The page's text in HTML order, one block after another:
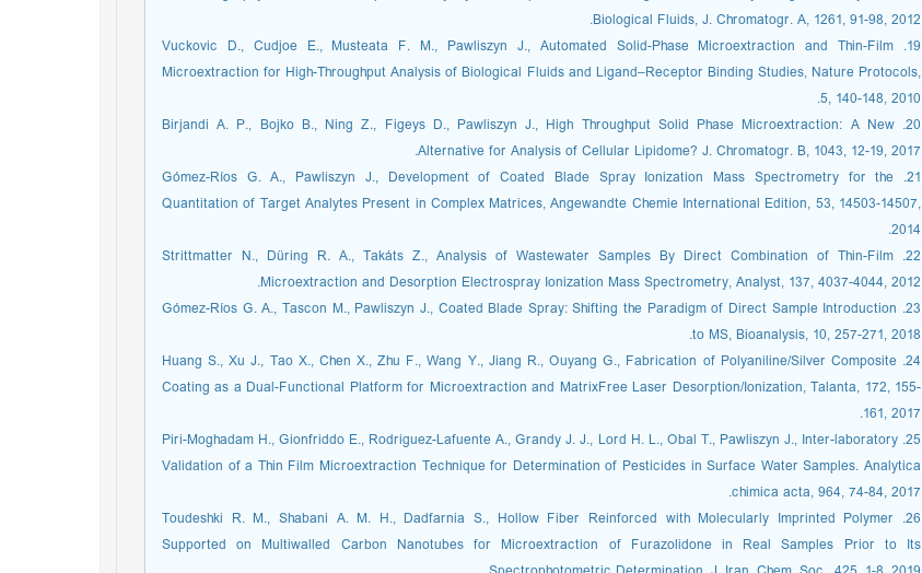
Biological Fluids, J. Chromatogr. A, 1261, 91-98, 2012.
19. Vuckovic D., Cudjoe E., Musteata F. M., Pawliszyn J., Automated Solid-Phase Microextraction and Thin-Film
Microextraction for High-Throughput Analysis of Biological Fluids and Ligand–Receptor Binding Studies, Nature Protocols,
5, 140-148, 2010.
20. Birjandi A. P., Bojko B., Ning Z., Figeys D., Pawliszyn J., High Throughput Solid Phase Microextraction: A New
Alternative for Analysis of Cellular Lipidome? J. Chromatogr. B, 1043, 12-19, 2017.
21. Gómez-Ríos G. A., Pawliszyn J., Development of Coated Blade Spray Ionization Mass Spectrometry for the
Quantitation of Target Analytes Present in Complex Matrices, Angewandte Chemie International Edition, 53, 14503-14507,
2014.
22. Strittmatter N., Düring R. A., Takáts Z., Analysis of Wastewater Samples By Direct Combination of Thin-Film
Microextraction and Desorption Electrospray Ionization Mass Spectrometry, Analyst, 137, 4037-4044, 2012.
23. Gómez-Ríos G. A., Tascon M., Pawliszyn J., Coated Blade Spray: Shifting the Paradigm of Direct Sample Introduction
to MS, Bioanalysis, 10, 257-271, 2018.
24. Huang S., Xu J., Tao X., Chen X., Zhu F., Wang Y., Jiang R., Ouyang G., Fabrication of Polyaniline/Silver Composite
Coating as a Dual-Functional Platform for Microextraction and MatrixFree Laser Desorption/Ionization, Talanta, 172, 155-
161, 2017.
25. Piri-Moghadam H., Gionfriddo E., Rodriguez-Lafuente A., Grandy J. J., Lord H. L., Obal T., Pawliszyn J., Inter-laboratory
Validation of a Thin Film Microextraction Technique for Determination of Pesticides in Surface Water Samples. Analytica
chimica acta, 964, 74-84, 2017.
26. Toudeshki R. M., Shabani A. M. H., Dadfarnia S., Hollow Fiber Reinforced with Molecularly Imprinted Polymer
Supported on Multiwalled Carbon Nanotubes for Microextraction of Furazolidone in Real Samples Prior to Its